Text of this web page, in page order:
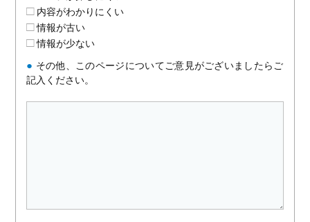
内容がわかりにくい
情報が古い
情報が少ない
● その他、このページについてご意見がございましたらご
記入ください。